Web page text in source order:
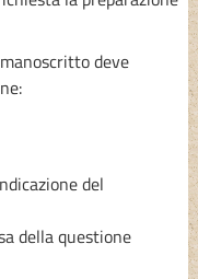
deve
del
della questione